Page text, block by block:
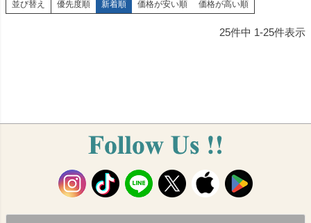
並び替え 優先度順 新着順 価格が安い順 価格が高い順
25件中 1-25件表示